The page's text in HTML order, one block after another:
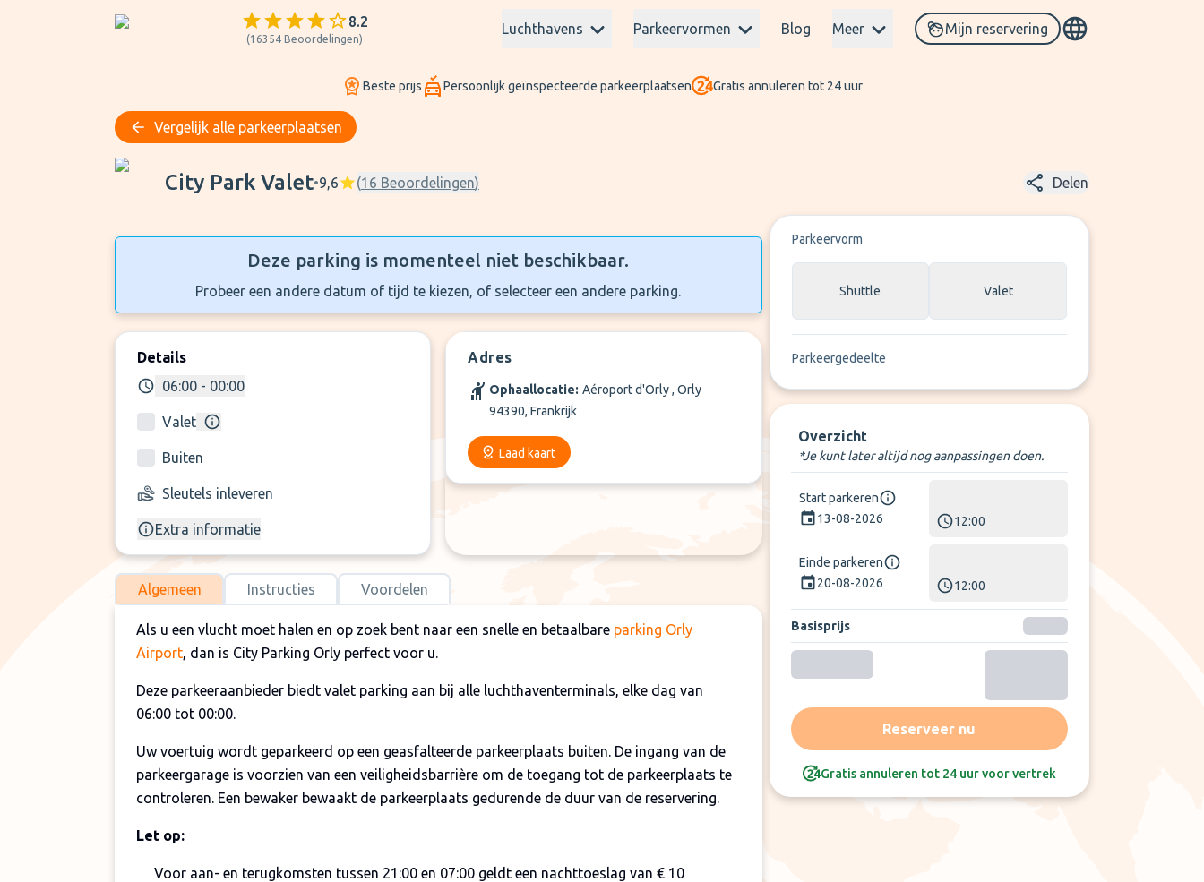
8.2
(16354 Beoordelingen)
Luchthavens Parkeervormen Blog Meer Mijn reservering
Beste prijs Persoonlijk geïnspecteerde parkeerplaatsen Gratis annuleren tot 24 uur
Vergelijk alle parkeerplaatsen
City Park Valet
City Park Valet•9,6 (16 Beoordelingen) Delen
Deze parking is momenteel niet beschikbaar.
Probeer een andere datum of tijd te kiezen, of selecteer een andere parking.
Details
06:00 - 00:00
Valet
Buiten
Sleutels inleveren
Extra informatie
Adres
Ophaallocatie: Aéroport d'Orly , Orly
94390, Frankrijk
Laad kaart
Algemeen Instructies Voordelen
Als u een vlucht moet halen en op zoek bent naar een snelle en betaalbare parking Orly
Airport, dan is City Parking Orly perfect voor u.
Deze parkeeraanbieder biedt valet parking aan bij alle luchthaventerminals, elke dag van
06:00 tot 00:00.
Uw voertuig wordt geparkeerd op een geasfalteerde parkeerplaats buiten. De ingang van de
parkeergarage is voorzien van een veiligheidsbarrière om de toegang tot de parkeerplaats te
controleren. Een bewaker bewaakt de parkeerplaats gedurende de duur van de reservering.
Let op:
Voor aan- en terugkomsten tussen 21:00 en 07:00 geldt een nachttoeslag van € 10
Parkeervorm
Shuttle Valet
Parkeergedeelte
Overzicht
*Je kunt later altijd nog aanpassingen doen.
Start parkeren
13-08-2026
12:00
Einde parkeren
20-08-2026
12:00
Basisprijs
Reserveer nu
Gratis annuleren tot 24 uur voor vertrek